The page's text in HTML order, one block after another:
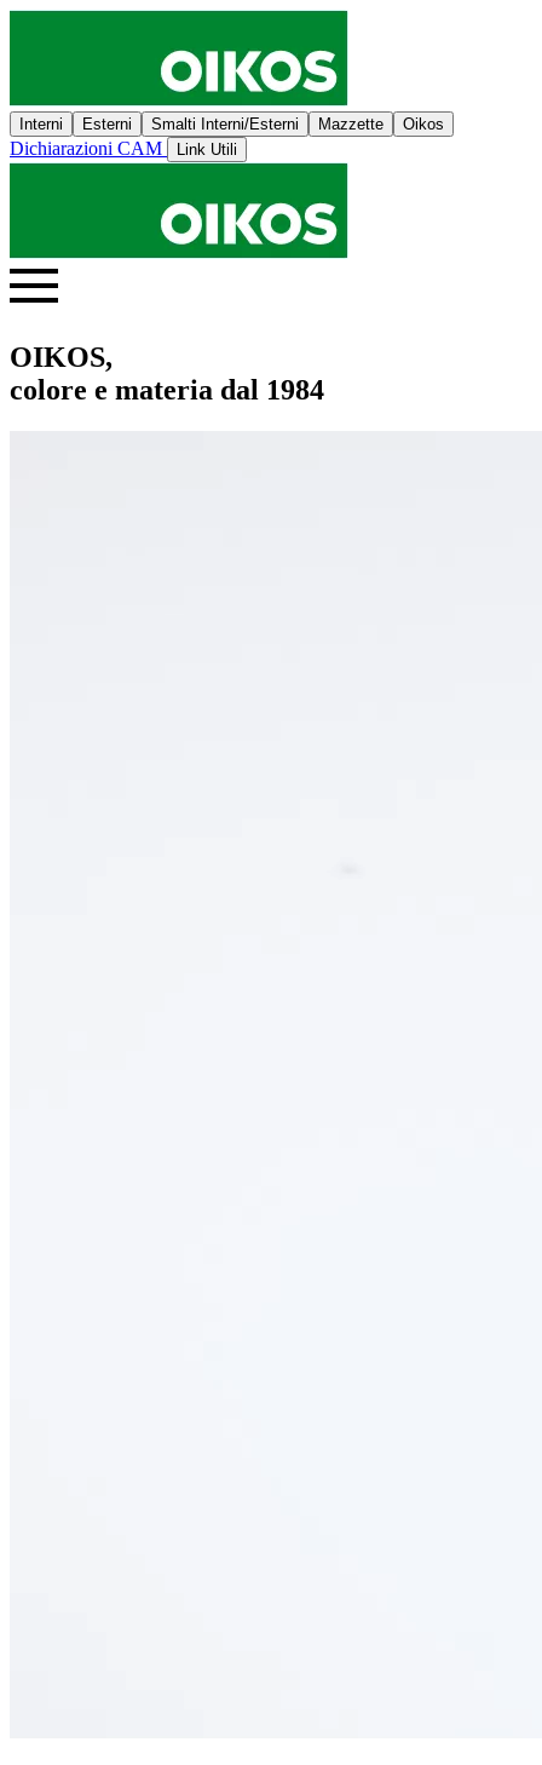
Interni Esterni Smalti Interni/Esterni Mazzette Oikos
Dichiarazioni CAM Link Utili
OIKOS,
colore e materia dal 1984